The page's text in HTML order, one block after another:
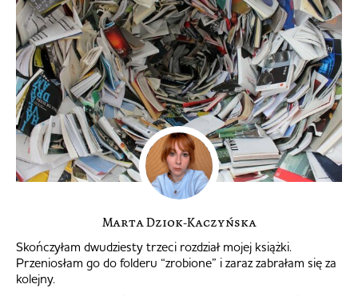
Marta Dziok-Kaczyńska
Skończyłam dwudziesty trzeci rozdział mojej książki.
Przeniosłam go do folderu “zrobione” i zaraz zabrałam się za
kolejny.